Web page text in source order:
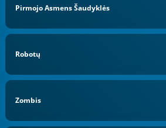
Pirmojo Asmens Šaudyklės
Robotų
Zombis